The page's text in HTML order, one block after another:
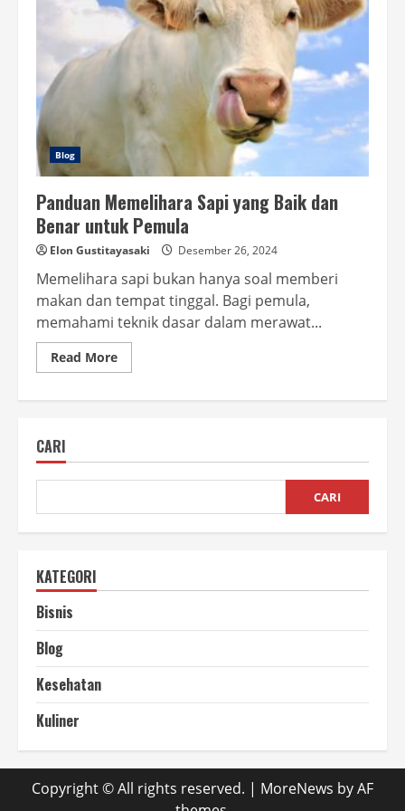
Blog
Panduan Memelihara Sapi yang Baik dan
Benar untuk Pemula
Elon Gustitayasaki Desember 26, 2024
Memelihara sapi bukan hanya soal memberi
makan dan tempat tinggal. Bagi pemula,
memahami teknik dasar dalam merawat...
Read MoreRead
more
dan
untuk
CARI
CARI
KATEGORI
Bisnis
Blog
Kesehatan
Kuliner
Copyright © All rights reserved. | MoreNews by AF